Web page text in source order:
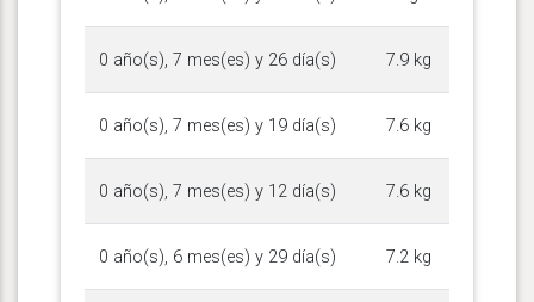
0 año(s), 7 mes(es) y 26 día(s) 7.9 kg
0 año(s), 7 mes(es) y 19 día(s) 7.6 kg
0 año(s), 7 mes(es) y 12 día(s) 7.6 kg
0 año(s), 6 mes(es) y 29 día(s) 7.2 kg